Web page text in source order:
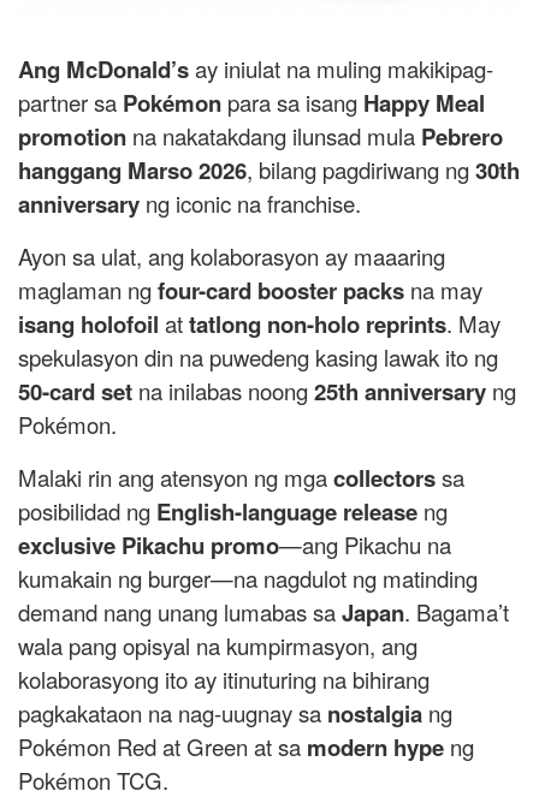
Ang McDonald’say iniulat na muling makikipag-
partner sa Pokémon para sa isang Happy Meal
promotion na nakatakdang ilunsad mula Pebrero
hanggang Marso 2026, bilang pagdiriwang ng30th
anniversary ng iconic na franchise.
Ayon sa ulat, ang kolaborasyon ay maaaring
maglaman ngfour-card booster packs na may
isang holofoil attatlong non-holo reprints. May
spekulasyon din na puwedeng kasing lawak ito ng
50-card set na inilabas noong25th anniversary ng
Pokémon.
Malaki rin ang atensyon ng mgacollectorssa
posibilidad ng English-language release ng
exclusive Pikachu promo—ang Pikachu na
kumakain ng burger—na nagdulot ng matinding
demand nang unang lumabas saJapan. Bagama’t
wala pang opisyal na kumpirmasyon, ang
kolaborasyong ito ay itinuturing na bihirang
pagkakataon na nag-uugnay sa nostalgia ng
Pokémon Red at Green at sa modern hype ng
Pokémon TCG.